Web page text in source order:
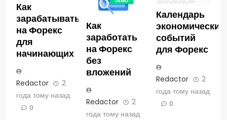
Как
зарабатывать
на Форекс
для
начинающих
Redactor
2
года тому назад
0
Как
заработать
на Форекс
без
вложений
Redactor
2
года тому назад
Календарь
экономических
событий
для Форекс
Redactor
2
года тому назад
0